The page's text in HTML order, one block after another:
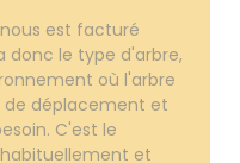
est facturé
donc le type d'arbre,
où l'arbre
de déplacement et
C'est le
et